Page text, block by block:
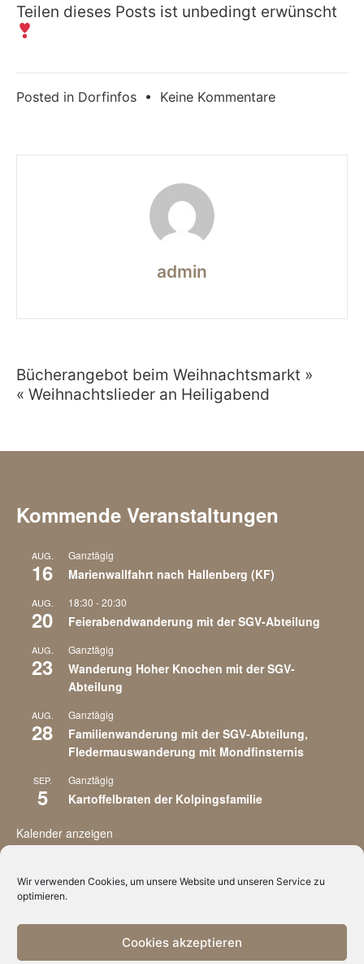
Wir verwenden Cookies, um unsere Website und unseren Service zu
optimieren.
Cookies akzeptieren
Teilen dieses Posts ist unbedingt erwünscht
Posted in Dorfinfos • Keine Kommentarezu
admin
Beitragsnavigation
Bücherangebot beim Weihnachtsmarkt »
« Weihnachtslieder an Heiligabend
Kommende Veranstaltungen
AUG.
16
Ganztägig
Marienwallfahrt nach Hallenberg (KF)
AUG.
20
18:30 -20:30
Feierabendwanderung mit der SGV-Abteilung
AUG.
23
Ganztägig
Wanderung Hoher Knochen mit der SGV-
Abteilung
AUG.
28
Ganztägig
Familienwanderung mit der SGV-Abteilung,
Fledermauswanderung mit Mondfinsternis
SEP.
5
Ganztägig
Kartoffelbraten der Kolpingsfamilie
Kalender anzeigen
Datenschutzvereinbarungen